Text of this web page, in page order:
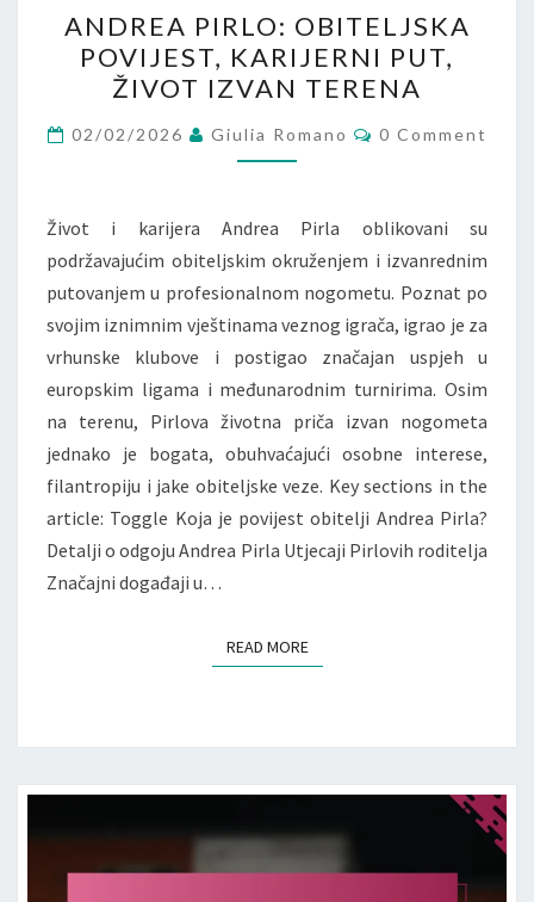
PIRLO:
OBITELJSKA
POVIJEST,
KARIJERNI
PUT,
IZVAN
TERENA
ANDREA PIRLO: OBITELJSKA
POVIJEST, KARIJERNI PUT,
ŽIVOT IZVAN TERENA
02/02/2026 Giulia Romano Comments
0 Comment
Život i karijera Andrea Pirla oblikovani su
podržavajućim obiteljskim okruženjem i izvanrednim
putovanjem u profesionalnom nogometu. Poznat po
svojim iznimnim vještinama veznog igrača, igrao je za
vrhunske klubove i postigao značajan uspjeh u
europskim ligama i međunarodnim turnirima. Osim
na terenu, Pirlova životna priča izvan nogometa
jednako je bogata, obuhvaćajući osobne interese,
filantropiju i jake obiteljske veze. Key sections in the
article: Toggle Koja je povijest obitelji Andrea Pirla?
Detalji o odgoju Andrea Pirla Utjecaji Pirlovih roditelja
Značajni događaji u…
READ MOREREAD MORE